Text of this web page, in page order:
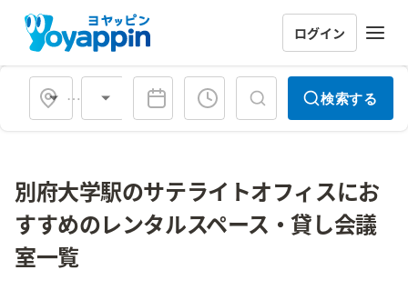
ログイン
会場タイプ 検索する
別府大学駅のサテライトオフィスにお
すすめのレンタルスペース・貸し会議
室一覧